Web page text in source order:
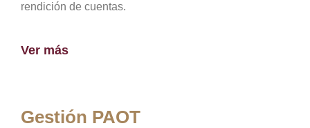
rendición de cuentas.
Ver más
Gestión PAOT